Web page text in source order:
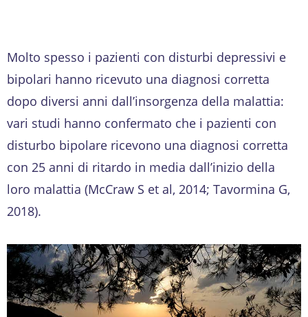
Molto spesso i pazienti con disturbi depressivi e
bipolari hanno ricevuto una diagnosi corretta
dopo diversi anni dall’insorgenza della malattia:
vari studi hanno confermato che i pazienti con
disturbo bipolare ricevono una diagnosi corretta
con 25 anni di ritardo in media dall’inizio della
loro malattia (McCraw S et al, 2014; Tavormina G,
2018).